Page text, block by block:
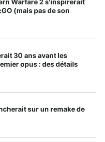
Warfare 2 s'inspirerait
(mais pas de son
30 ans avant les
opus : des détails
sur un remake de